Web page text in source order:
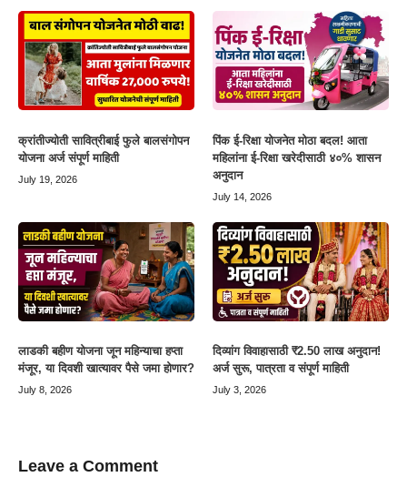
क्रांतीज्योती सावित्रीबाई फुले बालसंगोपन
योजना अर्ज संपूर्ण माहिती
July 19, 2026
पिंक ई-रिक्षा योजनेत मोठा बदल! आता
महिलांना ई-रिक्षा खरेदीसाठी ४०% शासन
अनुदान
July 14, 2026
लाडकी बहीण योजना जून महिन्याचा हप्ता
मंजूर, या दिवशी खात्यावर पैसे जमा होणार?
July 8, 2026
दिव्यांग विवाहासाठी ₹2.50 लाख अनुदान!
अर्ज सुरू, पात्रता व संपूर्ण माहिती
July 3, 2026
Leave a Comment